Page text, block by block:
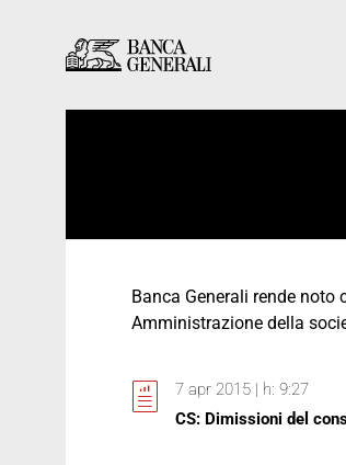
Banca Generali rende
Amministrazione della
7 apr 2015 | h: 9:27
CS: Dimissioni del